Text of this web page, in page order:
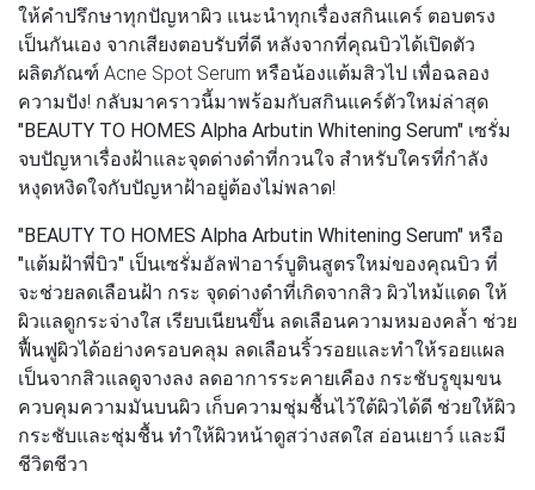
ให้คำปรึกษาทุกปัญหาผิว แนะนำทุกเรื่องสกินแคร์ ตอบตรง
เป็นกันเอง จากเสียงตอบรับที่ดี หลังจากที่คุณบิวได้เปิดตัว
ผลิตภัณฑ์ Acne Spot Serum หรือน้องแต้มสิวไป เพื่อฉลอง
ความปัง! กลับมาคราวนี้มาพร้อมกับสกินแคร์ตัวใหม่ล่าสุด
"BEAUTY TO HOMES Alpha Arbutin Whitening Serum" เซรั่ม
จบปัญหาเรื่องฝ้าและจุดด่างดำที่กวนใจ สำหรับใครที่กำลัง
หงุดหงิดใจกับปัญหาฝ้าอยู่ต้องไม่พลาด!
"BEAUTY TO HOMES Alpha Arbutin Whitening Serum" หรือ
"แต้มฝ้าพี่บิว" เป็นเซรั่มอัลฟ่าอาร์บูตินสูตรใหม่ของคุณบิว ที่
จะช่วยลดเลือนฝ้า กระ จุดด่างดำที่เกิดจากสิว ผิวไหม้แดด ให้
ผิวแลดูกระจ่างใส เรียบเนียนขึ้น ลดเลือนความหมองคล้ำ ช่วย
ฟื้นฟูผิวได้อย่างครอบคลุม ลดเลือนริ้วรอยและทำให้รอยแผล
เป็นจากสิวแลดูจางลง ลดอาการระคายเคือง กระชับรูขุมขน
ควบคุมความมันบนผิว เก็บความชุ่มชื้นไว้ใต้ผิวได้ดี ช่วยให้ผิว
กระชับและชุ่มชื้น ทําให้ผิวหน้าดูสว่างสดใส อ่อนเยาว์ และมี
ชีวิตชีวา